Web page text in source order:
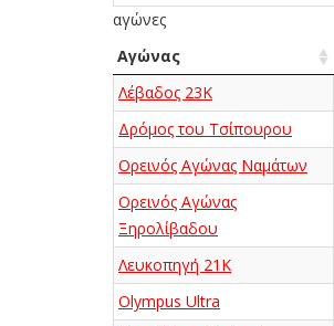
αγώνες
Αγώνας
Λέβαδος 23Κ
Δρόμος του Τσίπουρου
Ορεινός Αγώνας Ναμάτων
Ορεινός Αγώνας
Ξηρολίβαδου
Λευκοπηγή 21K
Olympus Ultra